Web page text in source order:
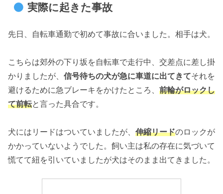
実際に起きた事故
先日、自転車通勤で初めて事故に合いました。相手は犬。
こちらは郊外の下り坂を自転車で走行中、交差点に差し掛
かりましたが、 信号待ちの犬が急に車道に出てきてそれを
避けるために急ブレーキをかけたところ、 前輪がロックし
て前転と言った具合です。
犬にはリードはついていましたが、 伸縮リードのロックが
かかっていないようでした。飼い主は私の存在に気づいて
慌てて紐を引いていましたが犬はそのまま出てきました。